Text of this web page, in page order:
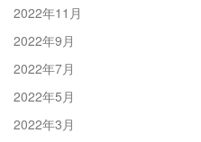
2022年11月
2022年9月
2022年7月
2022年5月
2022年3月